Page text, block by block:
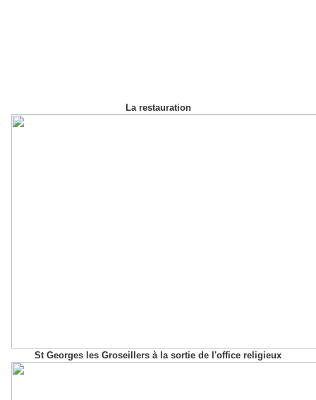
La restauration
St Georges les Groseillers à la sortie de l'office religieux